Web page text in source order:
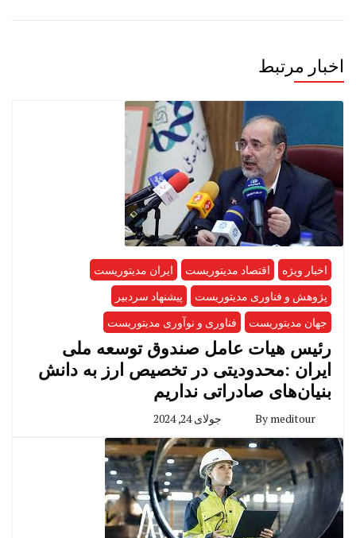
اخبار مرتبط
اخبار ویژه اقتصاد مدیتوریست
ایران مدیتوریست
پژوهش و فناوری مدیتوریست
پیشنهاد سردبیر
جهان مدیتوریست
فناوری و نوآوری مدیتوریست
رئیس هیات عامل صندوق توسعه‌ ملی
ایران :محدودیتی در تخصیص ارز به دانش
بنیان‌های صادراتی نداریم
By meditour جولای 24, 2024